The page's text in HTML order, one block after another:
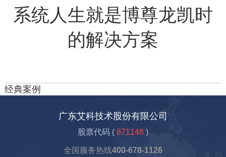
系统人生就是博尊龙凯时
的解决方案
经典案例
广东艾科技术股份有限公司
股票代码 ( 871148 )
全国服务热线400-678-1126